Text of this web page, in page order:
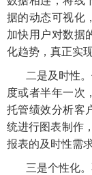
据的动态可视化
加快用户对数据
化趋势，真正实
二是及时性
度或者半年一次
托管绩效分析客
统进行图表制作
报表的及时性需求
三是个性化